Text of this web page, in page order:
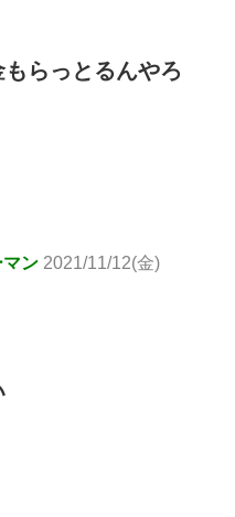
らっとるんやろ
ン 2021/11/12(金)